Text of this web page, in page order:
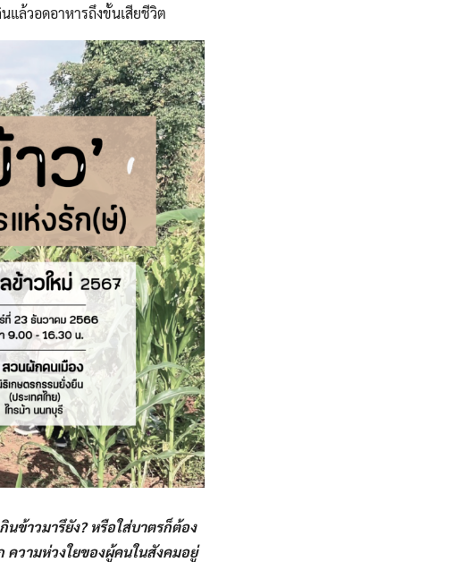
แล้วอดอาหารถึงขั้นเสียชีวิต
ข้าวมารึยัง​? หรือใส่บาตรก็ต้อง
ความห่วงใยของผู้คนในสังคมอยู่